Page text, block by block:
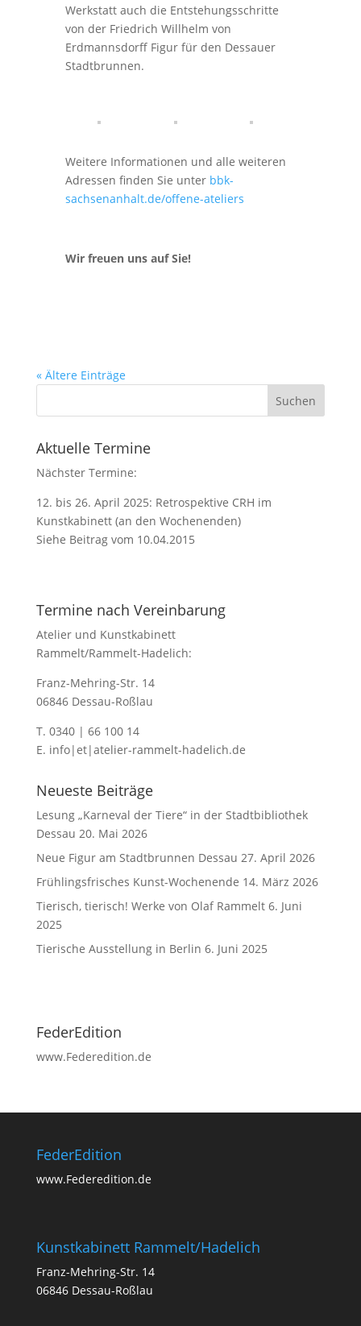
Werkstatt auch die Entstehungsschritte
von der Friedrich Willhelm von
Erdmannsdorff Figur für den Dessauer
Stadtbrunnen.
Weitere Informationen und alle weiteren
Adressen finden Sie unter bbk-
sachsenanhalt.de/offene-ateliers
Wir freuen uns auf Sie!
« Ältere Einträge
Aktuelle Termine
Nächster Termine:
12. bis 26. April 2025: Retrospektive CRH im
Kunstkabinett (an den Wochenenden)
Siehe Beitrag vom 10.04.2015
Termine nach Vereinbarung
Atelier und Kunstkabinett
Rammelt/Rammelt-Hadelich:
Franz-Mehring-Str. 14
06846 Dessau-Roßlau
T. 0340 | 66 100 14
E. info|et|atelier-rammelt-hadelich.de
Neueste Beiträge
Lesung „Karneval der Tiere“ in der Stadtbibliothek
Dessau 20. Mai 2026
Neue Figur am Stadtbrunnen Dessau 27. April 2026
Frühlingsfrisches Kunst-Wochenende 14. März 2026
Tierisch, tierisch! Werke von Olaf Rammelt 6. Juni
2025
Tierische Ausstellung in Berlin 6. Juni 2025
FederEdition
www.Federedition.de
FederEdition
www.Federedition.de
Kunstkabinett Rammelt/Hadelich
Franz-Mehring-Str. 14
06846 Dessau-Roßlau